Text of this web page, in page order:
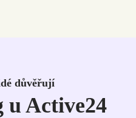
důvěřují
u Active24